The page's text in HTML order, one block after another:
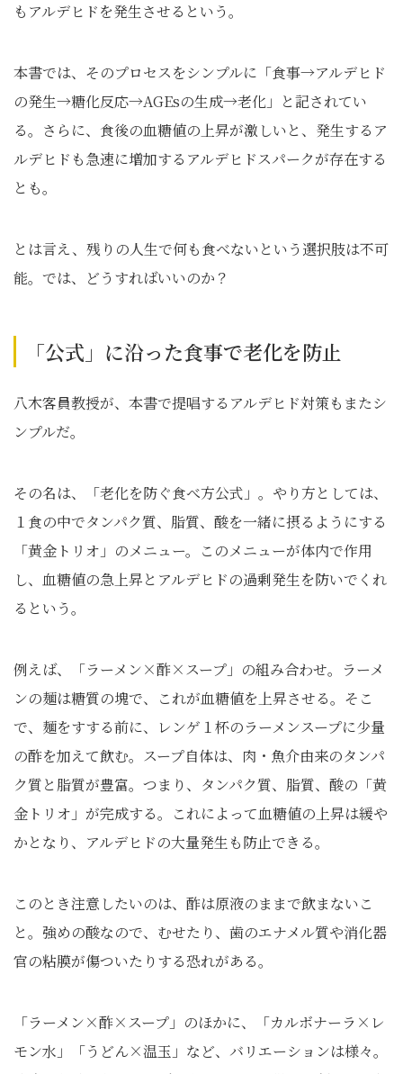
もアルデヒドを発生させるという。
本書では、そのプロセスをシンプルに「食事→アルデヒド
の発生→糖化反応→AGEsの生成→老化」と記されてい
る。さらに、食後の血糖値の上昇が激しいと、発生するア
ルデヒドも急速に増加するアルデヒドスパークが存在する
とも。
とは言え、残りの人生で何も食べないという選択肢は不可
能。では、どうすればいいのか？
「公式」に沿った食事で老化を防止
八木客員教授が、本書で提唱するアルデヒド対策もまたシ
ンプルだ。
その名は、「老化を防ぐ食べ方公式」。やり方としては、
１食の中でタンパク質、脂質、酸を一緒に摂るようにする
「黄金トリオ」のメニュー。このメニューが体内で作用
し、血糖値の急上昇とアルデヒドの過剰発生を防いでくれ
るという。
例えば、「ラーメン×酢×スープ」の組み合わせ。ラーメ
ンの麺は糖質の塊で、これが血糖値を上昇させる。そこ
で、麺をすする前に、レンゲ１杯のラーメンスープに少量
の酢を加えて飲む。スープ自体は、肉・魚介由来のタンパ
ク質と脂質が豊富。つまり、タンパク質、脂質、酸の「黄
金トリオ」が完成する。これによって血糖値の上昇は緩や
かとなり、アルデヒドの大量発生も防止できる。
このとき注意したいのは、酢は原液のままで飲まないこ
と。強めの酸なので、むせたり、歯のエナメル質や消化器
官の粘膜が傷ついたりする恐れがある。
「ラーメン×酢×スープ」のほかに、「カルボナーラ×レ
モン水」「うどん×温玉」など、バリエーションは様々。